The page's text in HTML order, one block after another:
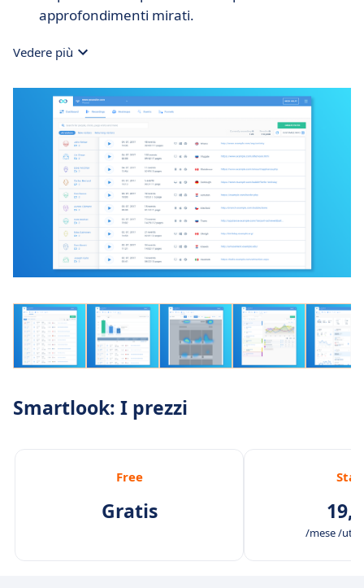
approfondimenti mirati.
Vedere più
Smartlook: I prezzi
Free
Gratis
/mese /